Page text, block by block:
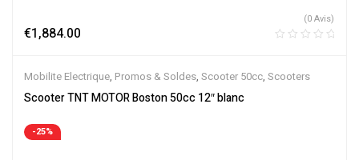
€1,884.00
(0 Avis)
Mobilite Electrique, Promos & Soldes, Scooter 50cc, Scooters
Scooter TNT MOTOR Boston 50cc 12″ blanc
-25%